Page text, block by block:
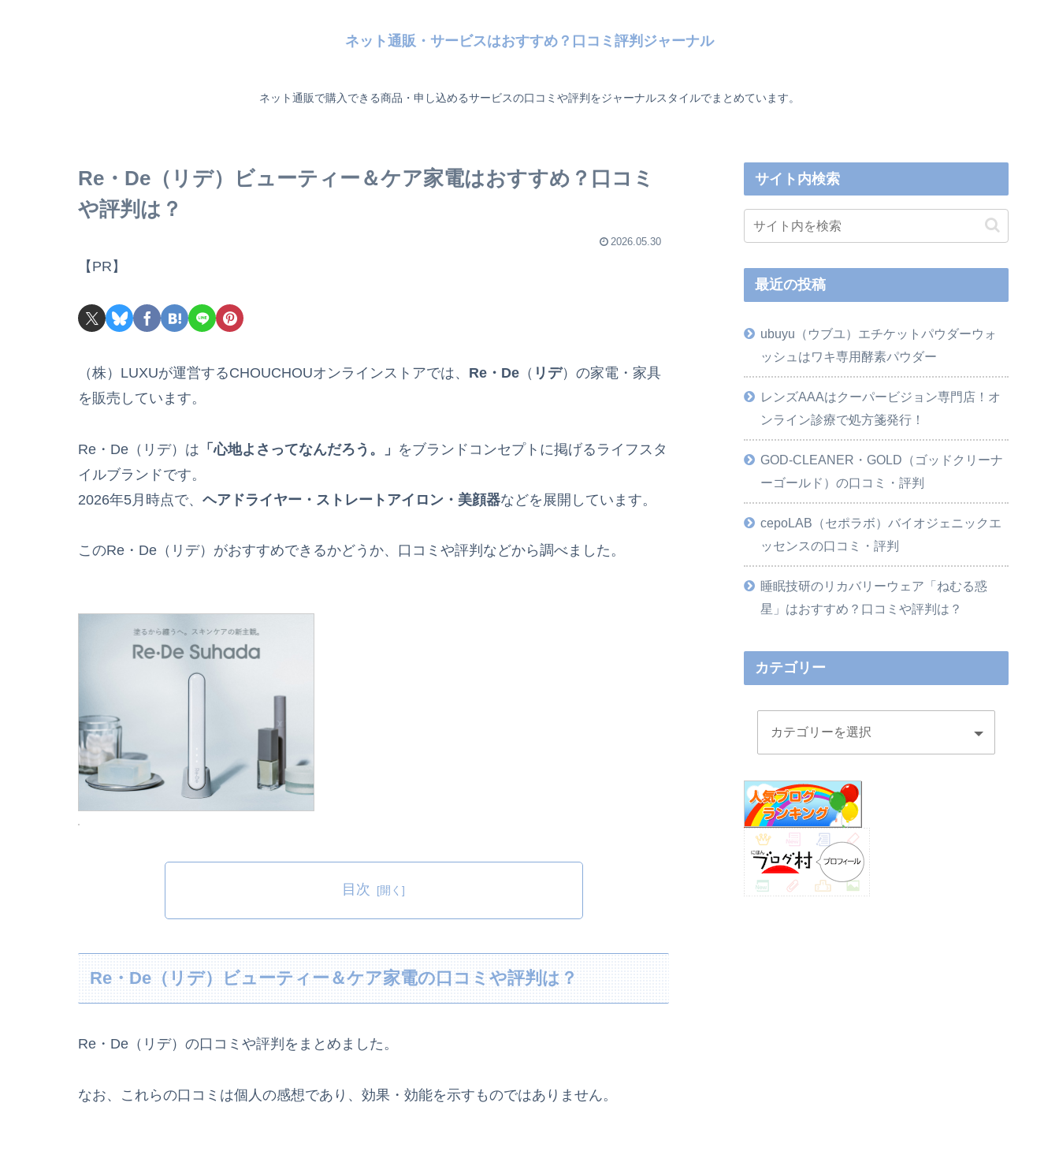
ネット通販・サービスはおすすめ？口コミ評判ジャーナル
ネット通販で購入できる商品・申し込めるサービスの口コミや評判をジャーナルスタイルでまとめています。
Re・De（リデ）ビューティー＆ケア家電はおすすめ？口コミ
や評判は？
2026.05.30
【PR】
（株）LUXUが運営するCHOUCHOUオンラインストアでは、 Re・De （ リデ）の家電・家具
を販売しています。
Re・De（リデ）は 「心地よさってなんだろう。」 をブランドコンセプトに掲げるライフスタ
イルブランドです。
2026年5月時点で、 ヘアドライヤー・ストレートアイロン・美顔器などを展開しています。
このRe・De（リデ）がおすすめできるかどうか、口コミや評判などから調べました。
目次
Re・De（リデ）ビューティー＆ケア家電の口コミや評判は？
Re・De（リデ）の口コミや評判をまとめました。
なお、これらの口コミは個人の感想であり、効果・効能を示すものではありません。
サイト内検索
最近の投稿
ubuyu（ウブユ）エチケットパウダーウォ
ッシュはワキ専用酵素パウダー
レンズAAAはクーパービジョン専門店！オ
ンライン診療で処方箋発行！
GOD-CLEANER・GOLD（ゴッドクリーナ
ーゴールド）の口コミ・評判
cepoLAB（セポラボ）バイオジェニックエ
ッセンスの口コミ・評判
睡眠技研のリカバリーウェア「ねむる惑
星」はおすすめ？口コミや評判は？
カテゴリー